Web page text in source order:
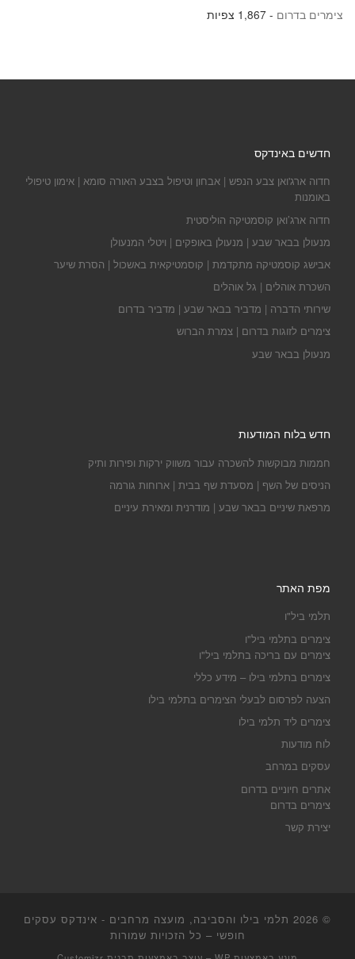
צימרים בדרום - 1,867 צפיות
חדשים באינדקס
חדוה ארג'ואן צבע הנפש | אבחון וטיפול בצבע האורה סומא | אימון טיפולי
באומנות
חדוה ארג’ואן קוסמטיקה הוליסטית
מנעולן בבאר שבע | מנעולן באופקים | ויטלי המנעולן
אבישג קוסמטיקה מתקדמת | קוסמטיקאית באשכול | הסרת שיער
השכרת אוהלים | גל אוהלים
שירותי הדברה | מדביר בבאר שבע | מדביר בדרום
צימרים לזוגות בדרום | צמרת הברוש
מנעולן בבאר שבע
חדש בלוח המודעות
חממות מבוקשות להשכרה עבור משווק ירקות ופירות ותיק
הניסים של השף | מסעדת שף בבית | ארוחות גורמה
מרפאת שיניים בבאר שבע | מודרנית ומאירת עיניים
מפת האתר
תלמי ביל"ו
צימרים בתלמי ביל"ו
צימרים עם בריכה בתלמי ביל"ו
צימרים בתלמי בילו – מידע כללי
הצעה לפרסום לבעלי הצימרים בתלמי בילו
צימרים ליד תלמי בילו
לוח מודעות
עסקים במרחב
אתרים חיוניים בדרום
צימרים בדרום
יצירת קשר
© 2026
תלמי בילו והסביבה, מועצה מרחבים - אינדקס עסקים
חופשי – כל הזכויות שמורות